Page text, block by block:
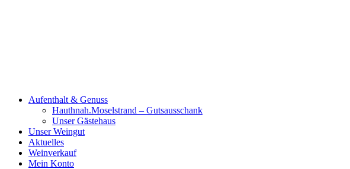
Aufenthalt & Genuss
Hauthnah.Moselstrand – Gutsausschank
Unser Gästehaus
Unser Weingut
Aktuelles
Weinverkauf
Mein Konto